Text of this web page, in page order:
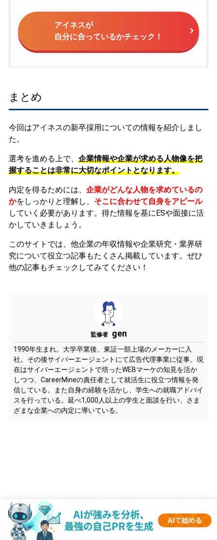
アイネスが
自分に合っているかチェック！
まとめ
今回はアイネスの新卒採用についての情報を紹介しまし
た。
選考を進める上で、 企業情報や企業が求める人物像を把
握することは非常に大切なポイントとなります。
内定を得るためには、 企業がどんな人物を求めているの
かをしっかりと理解し、 そこに合わせて自身をアピール
していく必要があります。 得た情報を基にESや面接に活
かしていきましょう。
このサイトでは、他企業の年収情報や企業研究・業界研
究について役立つ記事もたくさん掲載しています。ぜひ
他の記事もチェックしてみてください！
監修者 gen
1990年生まれ。大学卒業後、東証一部上場のメーカーに入
社。その後サイバーエージェントにて広告代理事業に従事。現
在はサイバーエージェントで培ったWEBマーケの知見を活か
しつつ、CareerMineの責任者として就活生に役立つ情報を発
信している。また自身の経験を活かし、学生への就職アドバイ
スを行っている。延べ1,000人以上の学生と面談を行い、さま
ざまな企業への内定に導いている。